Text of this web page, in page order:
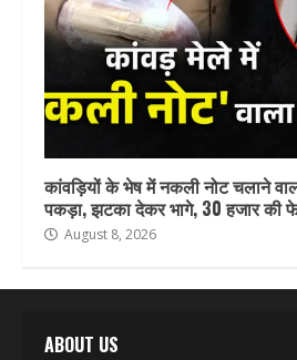
कांवड़ियों के भेष में नकली नोट चलाने
पकड़ा, झटका देकर भागे, 30 हजार की
August 8, 2026
ABOUT US